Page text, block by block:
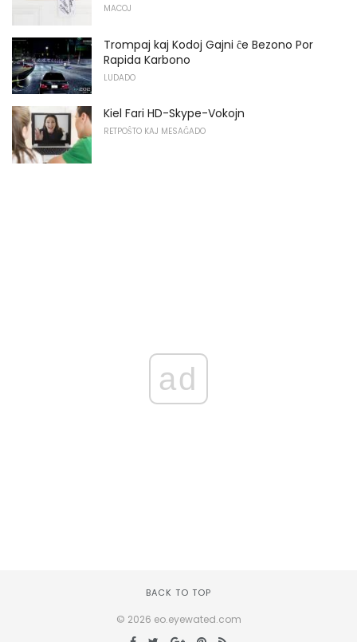
MACOJ
Trompaj kaj Kodoj Gajni ĉe Bezono Por
Rapida Karbono
LUDADO
Kiel Fari HD-Skype-Vokojn
RETPOŜTO KAJ MESAĜADO
ad
BACK TO TOP
© 2026 eo.eyewated.com